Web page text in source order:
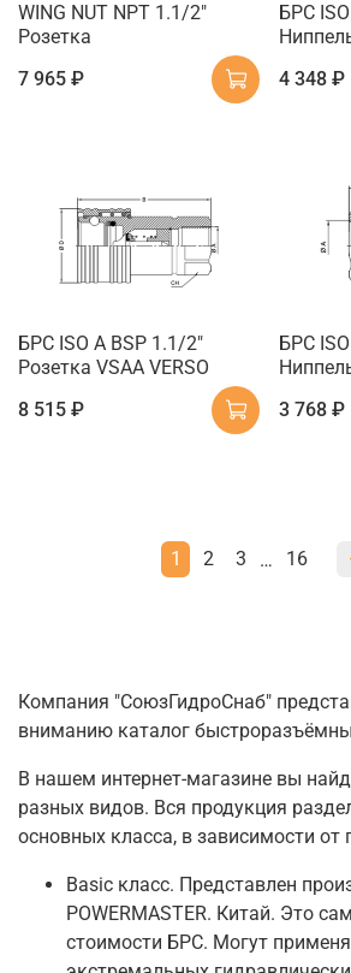
WING NUT NPT 1.1/2"
Розетка
7 965 ₽
БРС
4 348 ₽
БРС ISO A BSP 1.1/2"
Розетка VSAA VERSO
8 515 ₽
БРС
3 768 ₽
1 2 3 … 16
Компания "СоюзГидроСнаб"
вниманию каталог
В нашем интернет-магазине вы
разных видов. Вся продукция
основных класса, в зависимости от
Basic класс. Представлен
POWERMASTER. Китай. Это
стоимости БРС. Могут